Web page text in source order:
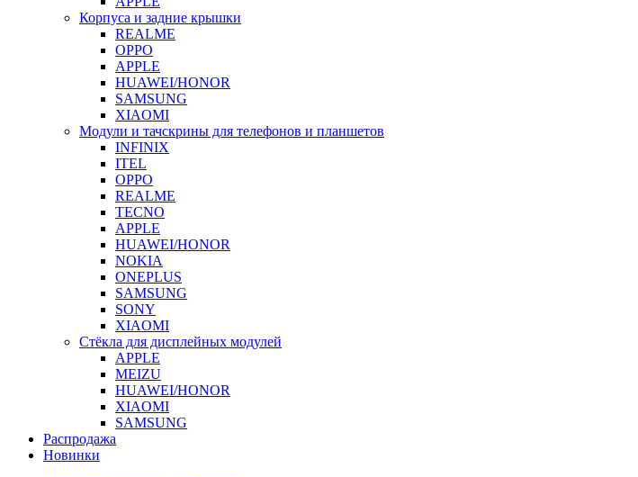
Корпуса и задние крышки
REALME
OPPO
APPLE
HUAWEI/HONOR
SAMSUNG
XIAOMI
Модули и тачскрины для телефонов и планшетов
INFINIX
ITEL
OPPO
REALME
TECNO
APPLE
HUAWEI/HONOR
NOKIA
ONEPLUS
SAMSUNG
SONY
XIAOMI
Стёкла для дисплейных модулей
APPLE
MEIZU
HUAWEI/HONOR
XIAOMI
SAMSUNG
Распродажа
Новинки